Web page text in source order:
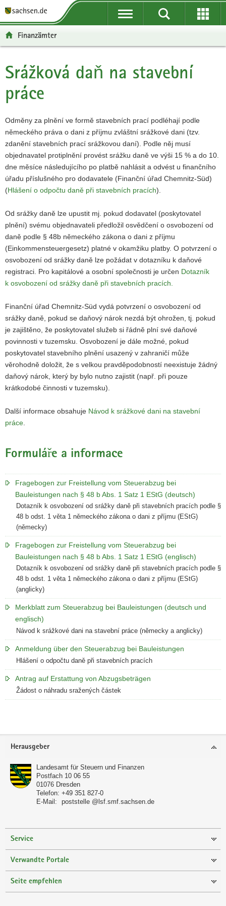
t
ü
e
g
r
e
i
f
e
n
e
N
a
v
i
g
a
i
o
n
t
n
v
g
a
t
i
o
n
p
n
a
t
t
e
n
o
r
m
a
t
i
o
t
-
e
e
i
c
h
Finanzämter
Hauptinhalt
Srážková daň na stavební
práce
Odměny za plnění ve formě stavebních prací podléhají podle
německého práva o dani z příjmu zvláštní srážkové dani (tzv.
zdanění stavebních prací srážkovou daní). Podle něj musí
objednavatel protiplnění provést srážku daně ve výši 15 % a do 10.
dne měsíce následujícího po platbě nahlásit a odvést u finančního
úřadu příslušného pro dodavatele (Finanční úřad Chemnitz-Süd)
(Hlášení o odpočtu daně při stavebních pracích).
Od srážky daně lze upustit mj. pokud dodavatel (poskytovatel
plnění) svému objednavateli předložil osvědčení o osvobození od
daně podle § 48b německého zákona o dani z příjmu
(Einkommensteuergesetz) platné v okamžiku platby. O potvrzení o
osvobození od srážky daně lze požádat v dotazníku k daňové
registraci. Pro kapitálové a osobní společnosti je určen Dotazník
k osvobození od srážky daně při stavebních pracích.
Finanční úřad Chemnitz-Süd vydá potvrzení o osvobození od
srážky daně, pokud se daňový nárok nezdá být ohrožen, tj. pokud
je zajištěno, že poskytovatel služeb si řádně plní své daňové
povinnosti v tuzemsku. Osvobození je dále možné, pokud
poskytovatel stavebního plnění usazený v zahraničí může
věrohodně doložit, že s velkou pravděpodobností neexistuje žádný
daňový nárok, který by bylo nutno zajistit (např. při pouze
krátkodobé činnosti v tuzemsku).
Další informace obsahuje Návod k srážkové dani na stavební
práce
Formuláře a informace
Fragebogen zur Freistellung vom Steuerabzug bei
Bauleistungen nach § 48 b Abs. 1 Satz 1 EStG (deutsch)
Dotazník k osvobození od srážky daně při stavebních pracích podle §
48 b odst. 1 věta 1 německého zákona o dani z příjmu (EStG)
(německy)
Fragebogen zur Freistellung vom Steuerabzug bei
Bauleistungen nach § 48 b Abs. 1 Satz 1 EStG (englisch)
Dotazník k osvobození od srážky daně při stavebních pracích podle §
48 b odst. 1 věta 1 německého zákona o dani z příjmu (EStG)
(anglicky)
Merkblatt zum Steuerabzug bei Bauleistungen (deutsch und
englisch)
Návod k srážkové dani na stavební práce (německy a anglicky)
Anmeldung über den Steuerabzug bei Bauleistungen
Hlášení o odpočtu daně při stavebních pracích
Antrag auf Erstattung von Abzugsbeträgen
Žádost o náhradu sražených částek
Footer-
Herausgeber
Landesamt für Steuern und Finanzen
Postfach 10 06 55
01076 Dresden
Telefon: +49 351 827-0
E-Mail:
poststelle @lsf.smf.sachsen.de
Service
Verwandte Portale
Seite empfehlen